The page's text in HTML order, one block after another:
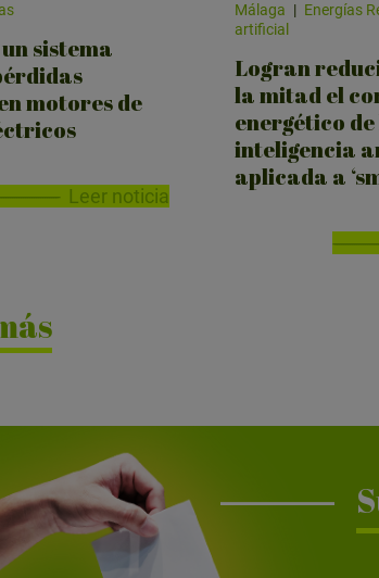
sistema
motores de
Leer noticia
Málaga | Energías
artificial
Logran
la mitad el
energético
inteligencia
aplicada a